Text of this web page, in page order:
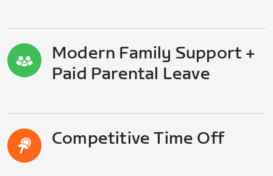
Modern Family Support +
Paid Parental Leave
Competitive Time Off